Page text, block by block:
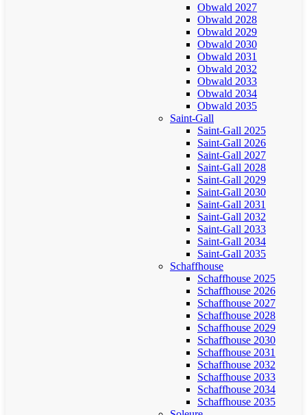
Obwald 2027
Obwald 2028
Obwald 2029
Obwald 2030
Obwald 2031
Obwald 2032
Obwald 2033
Obwald 2034
Obwald 2035
Saint-Gall
Saint-Gall 2025
Saint-Gall 2026
Saint-Gall 2027
Saint-Gall 2028
Saint-Gall 2029
Saint-Gall 2030
Saint-Gall 2031
Saint-Gall 2032
Saint-Gall 2033
Saint-Gall 2034
Saint-Gall 2035
Schaffhouse
Schaffhouse 2025
Schaffhouse 2026
Schaffhouse 2027
Schaffhouse 2028
Schaffhouse 2029
Schaffhouse 2030
Schaffhouse 2031
Schaffhouse 2032
Schaffhouse 2033
Schaffhouse 2034
Schaffhouse 2035